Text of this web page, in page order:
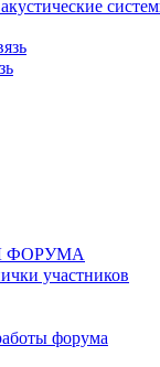
ФОРУМА
участников
форума